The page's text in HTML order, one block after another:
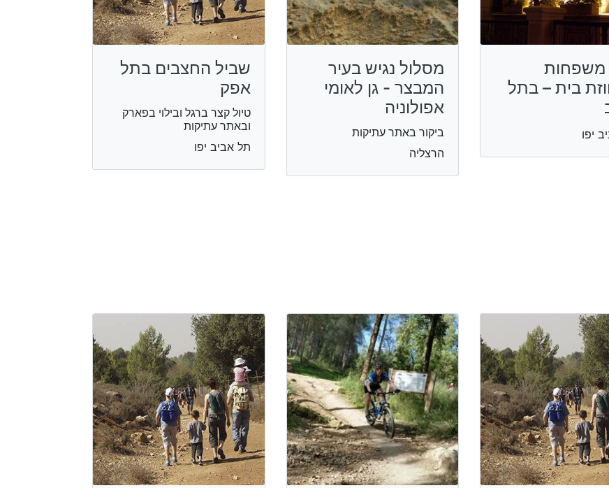
משפחות
בית – בתל
יפו
מסלול נגיש בעיר
המבצר - גן לאומי
אפולוניה
ביקור באתר עתיקות
הרצליה
שביל החצבים בתל
אפק
טיול קצר ברגל ובילוי בפארק
ובאתר עתיקות
תל אביב יפו